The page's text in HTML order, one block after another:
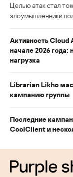
Целью атак стал
злоумышленники
Активность Cloud
начале 2026 года:
нагрузка
Librarian Likho
кампанию группы
Последние
CoolClient и